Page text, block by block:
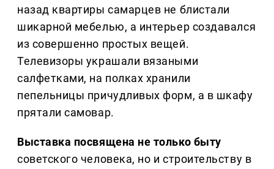
назад квартиры самарцев не блистали
шикарной мебелью, а интерьер создавался
из совершенно простых вещей.
Телевизоры украшали вязаными
салфетками, на полках хранили
пепельницы причудливых форм, а в шкафу
прятали самовар.
Выставка посвящена не только быту
советского человека, но и строительству в